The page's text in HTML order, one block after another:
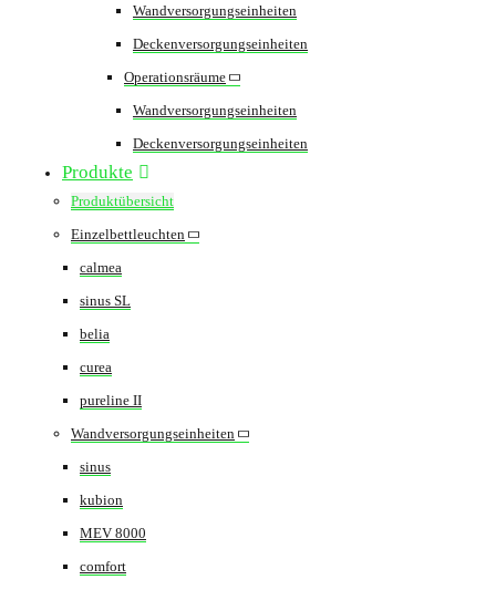
Wandversorgungseinheiten
Deckenversorgungseinheiten
Operationsräume
Wandversorgungseinheiten
Deckenversorgungseinheiten
Produkte
Produktübersicht
Einzelbettleuchten
calmea
sinus SL
belia
curea
pureline II
Wandversorgungseinheiten
sinus
kubion
MEV 8000
comfort